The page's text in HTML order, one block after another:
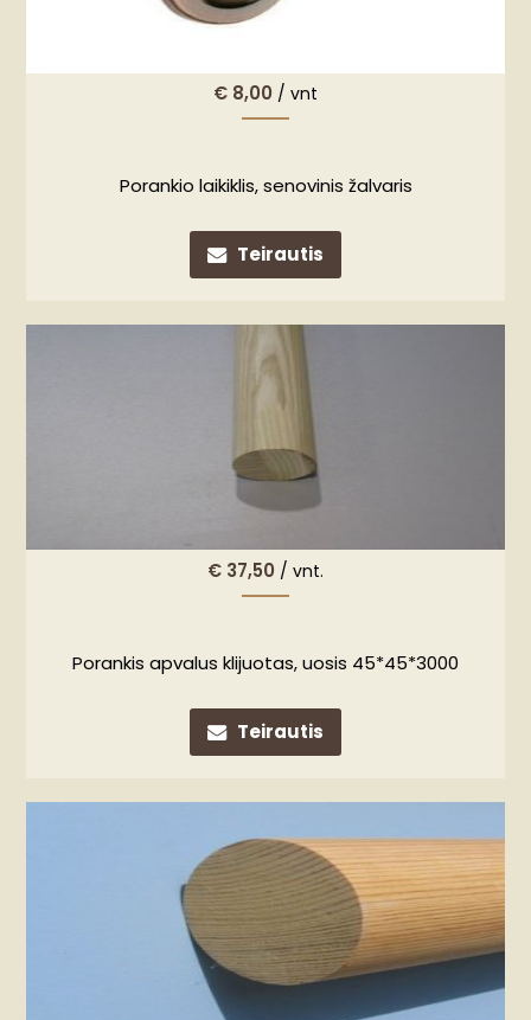
€ 8,00 / vnt
Porankio laikiklis, senovinis žalvaris
Teirautis
€ 37,50 / vnt.
Porankis apvalus klijuotas, uosis 45*45*3000
Teirautis